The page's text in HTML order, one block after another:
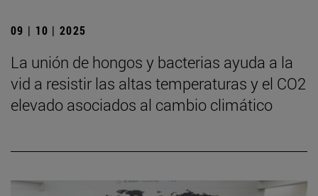
09 | 10 | 2025
La unión de hongos y bacterias ayuda a la
vid a resistir las altas temperaturas y el CO2
elevado asociados al cambio climático